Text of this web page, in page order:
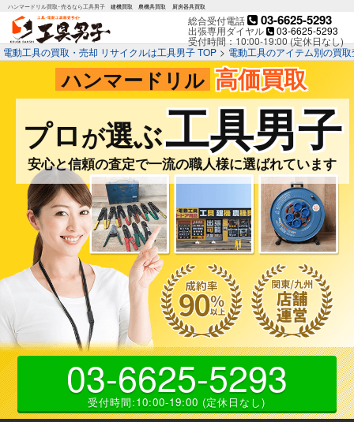
ハンマードリル買取･売るなら工具男子 建機買取 農機具買取 厨房器具買取
総合受付電話 03-6625-5293
出張専用ダイヤル 03-6625-5293
受付時間：10:00-19:00 (定休日なし)
電動工具の買取・売却 リサイクルは工具男子 TOP > 電動工具のアイテム別の買
ハンマードリル 高価買取
プロ が選ぶ工具男子
安心と信頼の査定で一流の職人様に選ばれています
03-6625-5293
受付時間:10:00-19:00 (定休日なし)